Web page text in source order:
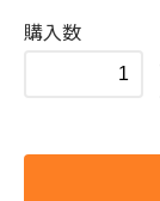
購入数